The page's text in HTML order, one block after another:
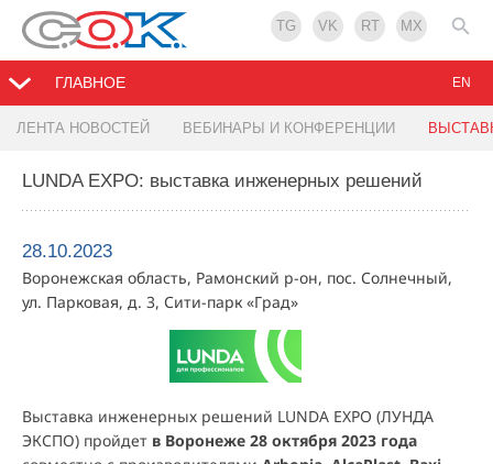
TG VK RT MX
ГЛАВНОЕ
ЛЕНТА НОВОСТЕЙ ВЕБИНАРЫ И КОНФЕРЕНЦИИ
EN
LUNDA EXPO: выставка инженерных решений
28.10.2023
Воронежская область, Рамонский р-он, пос. Солнечный,
ул. Парковая, д. 3, Сити-парк «Град»
Выставка инженерных решений LUNDA EXPO (ЛУНДА
ЭКСПО) пройдет в Воронеже 28 октября 2023 года